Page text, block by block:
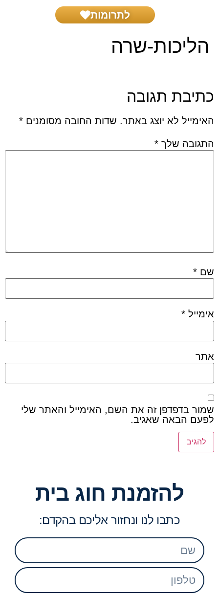
לתרומות
הליכות-שרה
כתיבת תגובה
האימייל לא יוצג באתר. שדות החובה מסומנים *
התגובה שלך *
שם *
אימייל *
אתר
שמור בדפדפן זה את השם, האימייל והאתר שלי
לפעם הבאה שאגיב.
להזמנת חוג בית
כתבו לנו ונחזור אליכם בהקדם: